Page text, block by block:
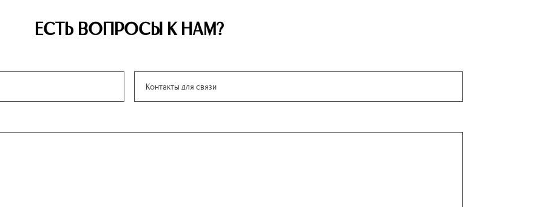
ЕСТЬ ВОПРОСЫ К НАМ?